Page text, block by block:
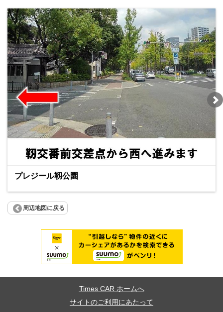
プレジール靱公園
周辺地図に戻る
Times CAR ホームへ
サイトのご利用にあたって